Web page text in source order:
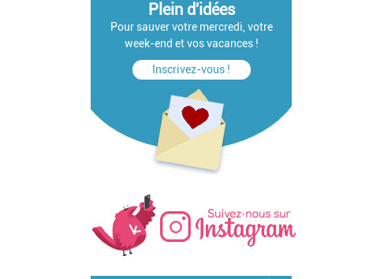
Plein d'idées
Pour sauver votre mercredi, votre
week-end et vos vacances !
Inscrivez-vous !